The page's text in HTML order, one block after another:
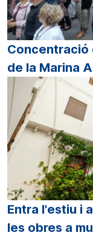
Concentració
de la Marina
Entra l'estiu i
les obres a